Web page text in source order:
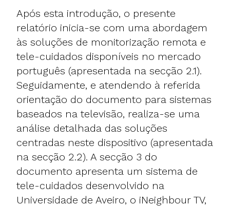
Após esta introdução, o presente
relatório inicia-se com uma abordagem
às soluções de monitorização remota e
tele-cuidados disponíveis no mercado
português (apresentada na secção 2.1).
Seguidamente, e atendendo à referida
orientação do documento para sistemas
baseados na televisão, realiza-se uma
análise detalhada das soluções
centradas neste dispositivo (apresentada
na secção 2.2). A secção 3 do
documento apresenta um sistema de
tele-cuidados desenvolvido na
Universidade de Aveiro, o iNeighbour TV,